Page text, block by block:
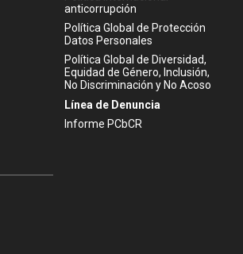
anticorrupción
Política Global de Protección
Datos Personales
Política Global de Diversidad,
Equidad de Género, Inclusión,
No Discriminación y No Acoso
Línea de Denuncia
Informe PCbCR